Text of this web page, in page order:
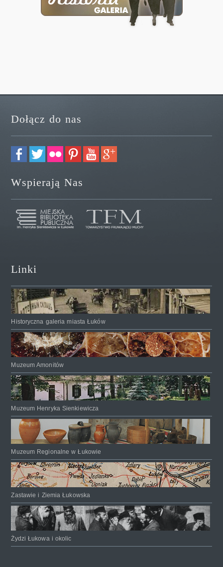
Dołącz do nas
Wspierają Nas
Linki
Historyczna galeria miasta Łuków
Muzeum Amonitów
Muzeum Henryka Sienkiewicza
Muzeum Regionalne w Łukowie
Zastawie i Ziemia Łukowska
Żydzi Łukowa i okolic